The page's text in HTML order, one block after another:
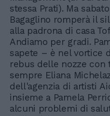
stessa Prati). Ma
Bagaglino romperà il
alla padrona di casa
Andiamo per gradi.
sapete – è nel vortice
rebus delle nozze con
sempre Eliana
dell'agenzia di artisti
insieme a Pamela
alcuni problemi di